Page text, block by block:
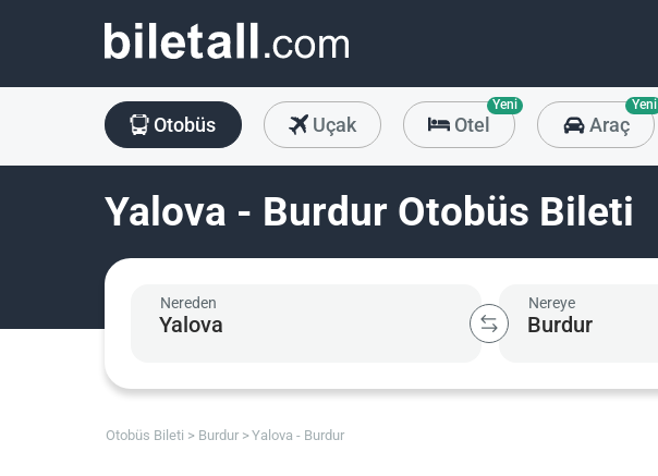
Otobüs Uçak Otel
Yeni
Araç
Yeni
Yalova - Burdur Otobüs Bileti
Nereden Nereye
Otobüs Bileti Burdur Yalova - Burdur